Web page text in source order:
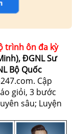
trình ôn đa kỳ
ĐGNL Sư
Bộ Quốc
Cập
giỏi, 3 bước
sâu; Luyện